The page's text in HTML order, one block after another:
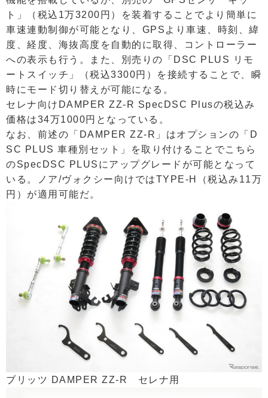
ト」（税込1万3200円）を装着することでより簡単に
車速連動制御が可能となり、GPSより車速、時刻、緯
度、経度、海抜高度を自動的に取得、コントローラー
への表示も行う。また、別売りの「DSC PLUS リモ
ートスイッチ」（税込3300円）を接続することで、瞬
時にモード切り替えが可能になる。
セレナ向けDAMPER ZZ-R SpecDSC Plusの税込み
価格は34万1000円となっている。
なお、前述の「DAMPER ZZ-R」はオプションの「D
SC PLUS 車種別セット」を取り付けることでこちら
のSpecDSC PLUSにアップグレードが可能となって
いる。ノア/ヴォクシー向けではTYPE-H（税込み11万
円）が適用可能だ。
ブリッツ DAMPER ZZ-R セレナ用